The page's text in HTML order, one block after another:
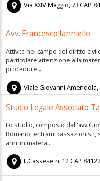
Via XXIV Maggio, 73 CAP
Avv. Francesco Ianniello
Attività nel campo del diritto
particolare attenzione alla
procedure...
Viale Giovanni Amendola,
Studio Legale Associato
Lo studio, composto
Romano, entrami cassazionisti,
anni in matera...
L.Cassese n. 12CAP 84122